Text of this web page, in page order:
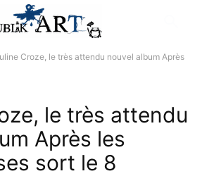
Croze, le très attendu nouvel album Après
le très attendu
Après les
sort le 8